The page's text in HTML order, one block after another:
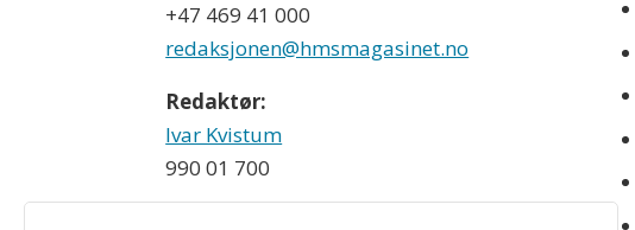
+47 469 41 000
redaksjonen@hmsmagasinet.no
Redaktør:
Ivar Kvistum
990 01 700